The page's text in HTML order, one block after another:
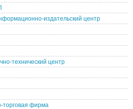
издательский центр
технический центр
фирма